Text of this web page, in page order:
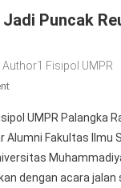
Puncak
Author1 Fisipol UMPR
On
Sehat
Jadi
Puncak
Reuni
UMPR Palangka
Alumni Fakultas Ilmu
dengan acara